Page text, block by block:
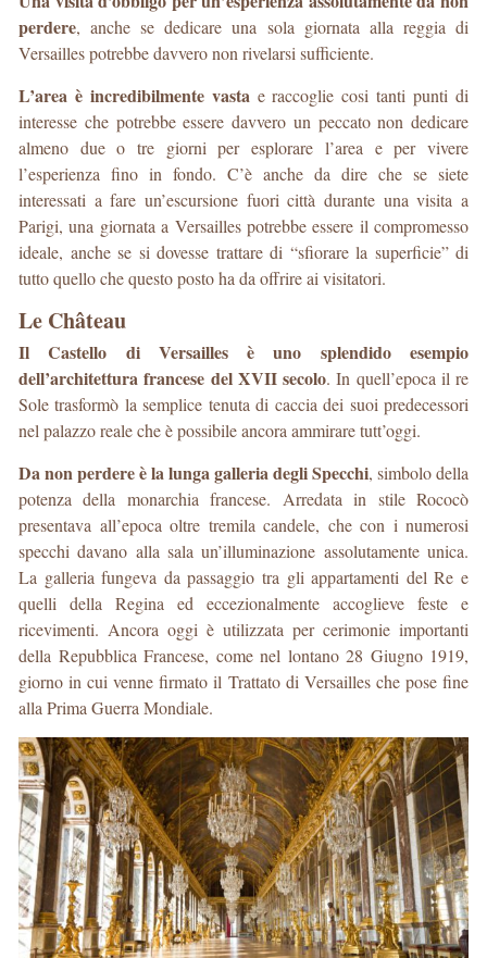
perdere, anche se dedicare una sola giornata alla reggia di
Versailles potrebbe davvero non rivelarsi sufficiente.
L’area è incredibilmente vasta e raccoglie cosi tanti punti di
interesse che potrebbe essere davvero un peccato non dedicare
almeno due o tre giorni per esplorare l’area e per vivere
l’esperienza fino in fondo. C’è anche da dire che se siete
interessati a fare un’escursione fuori città durante una visita a
Parigi, una giornata a Versailles potrebbe essere il compromesso
ideale, anche se si dovesse trattare di “sfiorare la superficie” di
tutto quello che questo posto ha da offrire ai visitatori.
Le Château
Il Castello di Versailles è uno splendido esempio
dell’architettura francese del XVII secolo. In quell’epoca il re
Sole trasformò la semplice tenuta di caccia dei suoi predecessori
nel palazzo reale che è possibile ancora ammirare tutt’oggi.
Da non perdere è la lunga galleria degli Specchi, simbolo della
potenza della monarchia francese. Arredata in stile Rococò
presentava all’epoca oltre tremila candele, che con i numerosi
specchi davano alla sala un’illuminazione assolutamente unica.
La galleria fungeva da passaggio tra gli appartamenti del Re e
quelli della Regina ed eccezionalmente accoglieve feste e
ricevimenti. Ancora oggi è utilizzata per cerimonie importanti
della Repubblica Francese, come nel lontano 28 Giugno 1919,
giorno in cui venne firmato il Trattato di Versailles che pose fine
alla Prima Guerra Mondiale.